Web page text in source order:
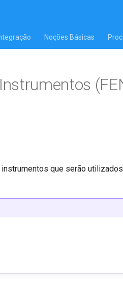
Noções Básicas
que serão